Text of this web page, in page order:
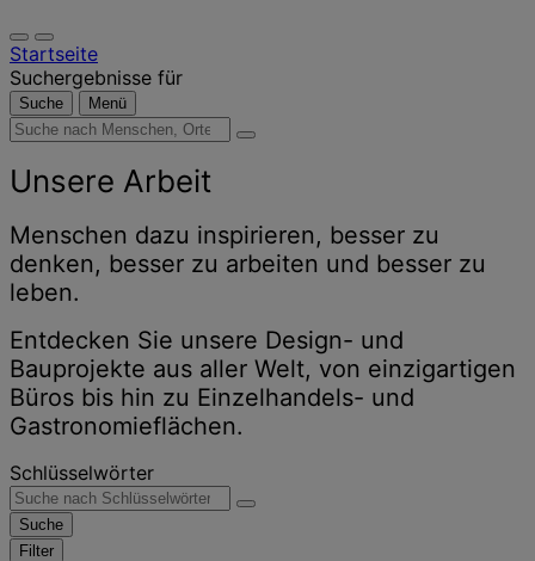
Startseite
Suchergebnisse für
Suche Menü
Suche
Menschen,
Orten,
Nachrichten
und
Erkenntnissen
Unsere Arbeit
Menschen dazu inspirieren, besser zu
denken, besser zu arbeiten und besser zu
leben.
Entdecken Sie unsere Design- und
Bauprojekte aus aller Welt, von einzigartigen
Büros bis hin zu Einzelhandels- und
Gastronomieflächen.
Schlüsselwörter
Suche
Filter